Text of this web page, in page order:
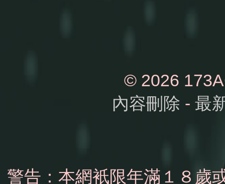
© 2026
內容刪除 - 最
警告：本網衹限年滿１８歲